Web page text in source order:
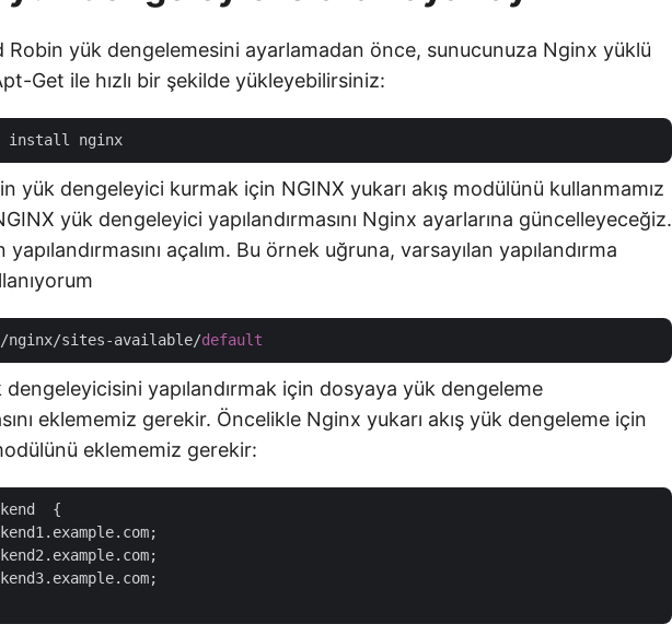
Robin yük dengelemesini ayarlamadan önce, sunucunuza Nginx yüklü
Get ile hızlı bir şekilde yükleyebilirsiniz:
yük dengeleyici kurmak için NGINX yukarı akış modülünü kullanmamız
yük dengeleyici yapılandırmasını Nginx ayarlarına güncelleyeceğiz.
açalım. Bu örnek uğruna, varsayılan yapılandırma
nginx/sites-available/default
yapılandırmak için dosyaya yük dengeleme
eklememiz gerekir. Öncelikle Nginx yukarı akış yük dengeleme için
eklememiz gerekir:
{